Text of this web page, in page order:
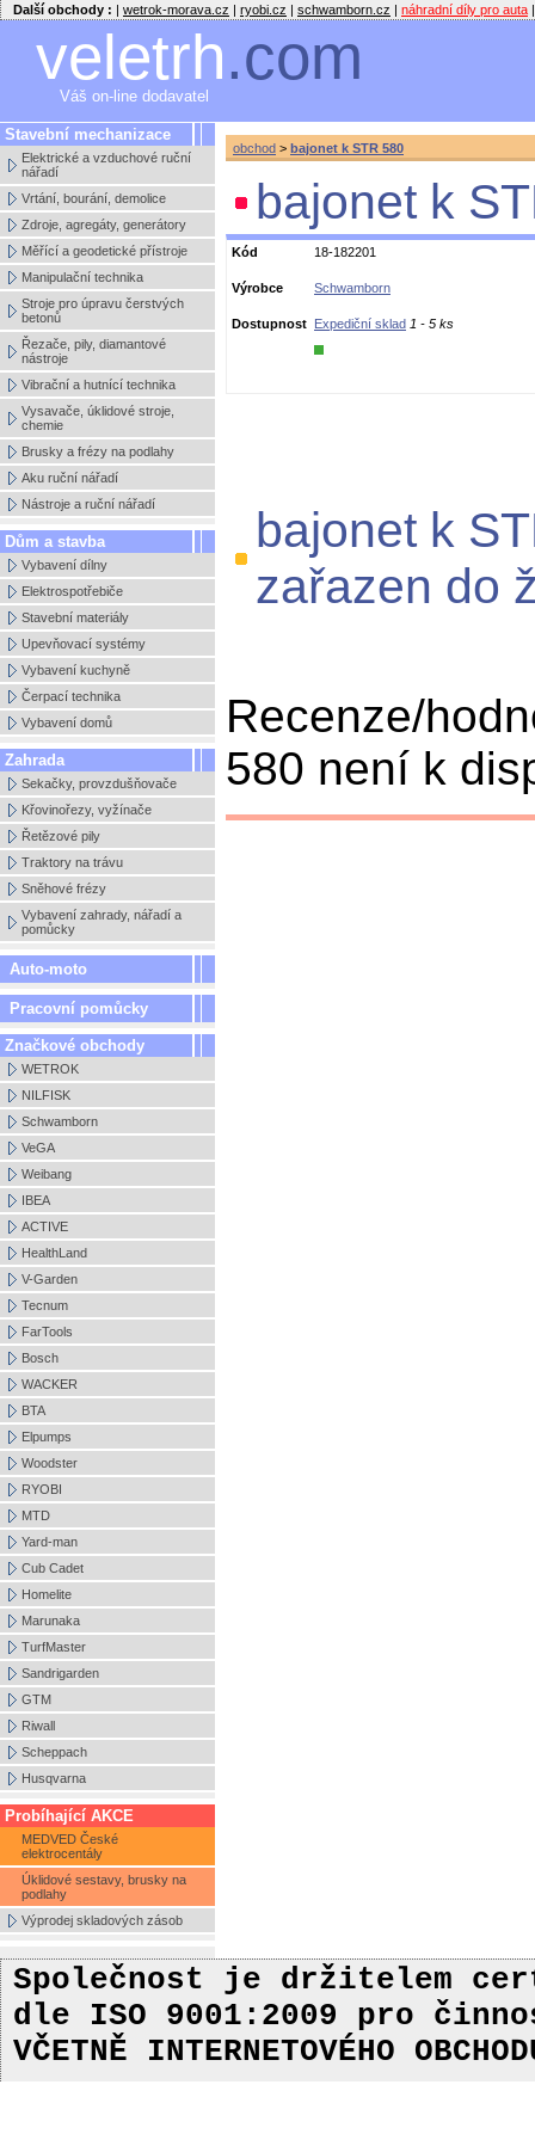
Další obchody : | wetrok-morava.cz | ryobi.cz | schwamborn.cz | náhradní díly pro auta |
veletrh.com
Váš on-line dodavatel
Stavební mechanizace
Elektrické a vzduchové ruční
nářadí
Vrtání, bourání, demolice
Zdroje, agregáty, generátory
Měřící a geodetické přístroje
Manipulační technika
Stroje pro úpravu čerstvých
betonů
Řezače, pily, diamantové
nástroje
Vibrační a hutnící technika
Vysavače, úklidové stroje,
chemie
Brusky a frézy na podlahy
Aku ruční nářadí
Nástroje a ruční nářadí
Dům a stavba
Vybavení dílny
Elektrospotřebiče
Stavební materiály
Upevňovací systémy
Vybavení kuchyně
Čerpací technika
Vybavení domů
Zahrada
Sekačky, provzdušňovače
Křovinořezy, vyžínače
Řetězové pily
Traktory na trávu
Sněhové frézy
Vybavení zahrady, nářadí a
pomůcky
Auto-moto
Pracovní pomůcky
Značkové obchody
WETROK
NILFISK
Schwamborn
VeGA
Weibang
IBEA
ACTIVE
HealthLand
V-Garden
Tecnum
FarTools
Bosch
WACKER
BTA
Elpumps
Woodster
RYOBI
MTD
Yard-man
Cub Cadet
Homelite
Marunaka
TurfMaster
Sandrigarden
GTM
Riwall
Scheppach
Husqvarna
Probíhající AKCE
MEDVED České
elektrocentály
Úklidové sestavy, brusky na
podlahy
Výprodej skladových zásob
obchod > bajonet k STR 580
bajonet k
Kód 18-182201
Výrobce Schwamborn
Dostupnost Expediční sklad 1 - 5 ks
bajonet k
zařazen do
Recenze/
580 není k
Společnost je držitelem
dle ISO 9001:2009 pro
VČETNĚ INTERNETOVÉHO